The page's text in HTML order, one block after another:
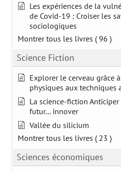
Les expériences de la
de Covid-19 : Croiser les
sociologiques
Montrer tous les livres ( 96 )
Science Fiction
Explorer le cerveau grâce
physiques aux techniques
La science-fiction
futur… innover
Vallée du silicium
Montrer tous les livres ( 23 )
Sciences économiques